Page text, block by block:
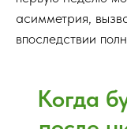
асимметрия,
впоследствии
Когда